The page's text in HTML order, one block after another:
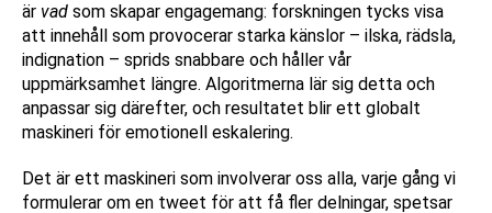
är vad som skapar engagemang: forskningen tycks visa
att innehåll som provocerar starka känslor – ilska, rädsla,
indignation – sprids snabbare och håller vår
uppmärksamhet längre. Algoritmerna lär sig detta och
anpassar sig därefter, och resultatet blir ett globalt
maskineri för emotionell eskalering.
Det är ett maskineri som involverar oss alla, varje gång vi
formulerar om en tweet för att få fler delningar, spetsar